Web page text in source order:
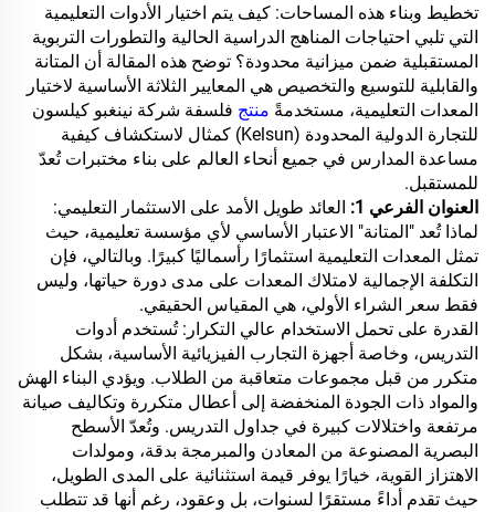
تخطيط وبناء هذه المساحات: كيف يتم اختيار الأدوات التعليمية
التي تلبي احتياجات المناهج الدراسية الحالية والتطورات التربوية
المستقبلية ضمن ميزانية محدودة؟ توضح هذه المقالة أن المتانة
والقابلية للتوسيع والتخصيص هي المعايير الثلاثة الأساسية لاختيار
المعدات التعليمية، مستخدمةً منتج فلسفة شركة نينغبو كيلسون
للتجارة الدولية المحدودة (Kelsun) كمثال لاستكشاف كيفية
مساعدة المدارس في جميع أنحاء العالم على بناء مختبرات تُعدّ
للمستقبل.
العنوان الفرعي 1:
العائد طويل الأمد على الاستثمار التعليمي:
لماذا تُعد "المتانة" الاعتبار الأساسي لأي مؤسسة تعليمية، حيث
تمثل المعدات التعليمية استثمارًا رأسماليًا كبيرًا. وبالتالي، فإن
التكلفة الإجمالية لامتلاك المعدات على مدى دورة حياتها، وليس
فقط سعر الشراء الأولي، هي المقياس الحقيقي.
القدرة على تحمل الاستخدام عالي التكرار: تُستخدم أدوات
التدريس، وخاصة أجهزة التجارب الفيزيائية الأساسية، بشكل
متكرر من قبل مجموعات متعاقبة من الطلاب. ويؤدي البناء الهش
والمواد ذات الجودة المنخفضة إلى أعطال متكررة وتكاليف صيانة
مرتفعة واختلالات كبيرة في جداول التدريس. وتُعدّ الأسطح
البصرية المصنوعة من المعادن والمبرمجة بدقة، ومولدات
الاهتزاز القوية، خيارًا يوفر قيمة استثنائية على المدى الطويل،
حيث تقدم أداءً مستقرًا لسنوات، بل وعقود، رغم أنها قد تتطلب